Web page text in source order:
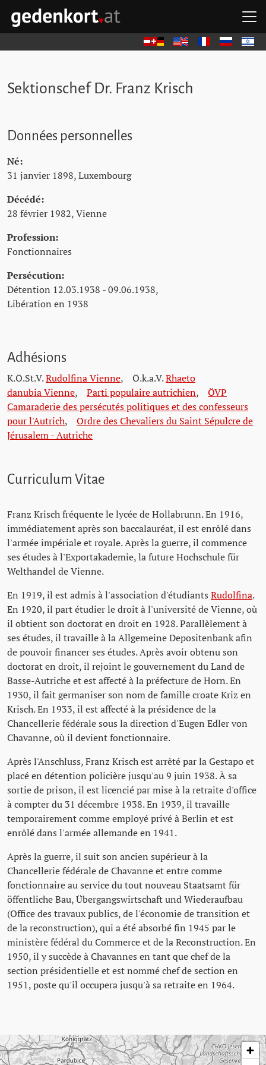
Aller au contenu principal
Aller à la navigation principale
Aller aux liens rapides
GEDENKORT - ACCUEIL
DeutschEnglish FrançaisРусский
עברית
Sektionschef Dr. Franz Krisch
Données personnelles
Né:
31 janvier 1898, Luxembourg
Décédé:
28 février 1982, Vienne
Profession:
Fonctionnaires
Persécution:
Détention 12.03.1938 - 09.06.1938,
Libération en 1938
Adhésions
K.Ö.St.V.Rudolfina Vienne, Ö.k.a.V.Rhaeto
danubia Vienne, Parti populaire autrichien, ÖVP
Camaraderie des persécutés politiques et des confesseurs
pour l'Autrich, Ordre des Chevaliers du Saint Sépulcre de
Jérusalem - Autriche
Curriculum Vitae
Franz Krisch fréquente le lycée de Hollabrunn. En 1916,
immédiatement après son baccalauréat, il est enrôlé dans
l'armée impériale et royale. Après la guerre, il commence
ses études à l'Exportakademie, la future Hochschule für
Welthandel de Vienne.
En 1919, il est admis à l'association d'étudiants Rudolfina.
En 1920, il part étudier le droit à l'université de Vienne, où
il obtient son doctorat en droit en 1928. Parallèlement à
ses études, il travaille à la Allgemeine Depositenbank afin
de pouvoir financer ses études. Après avoir obtenu son
doctorat en droit, il rejoint le gouvernement du Land de
Basse-Autriche et est affecté à la préfecture de Horn. En
1930, il fait germaniser son nom de famille croate Kriz en
Krisch. En 1933, il est affecté à la présidence de la
Chancellerie fédérale sous la direction d'Eugen Edler von
Chavanne, où il devient fonctionnaire.
Après l'Anschluss, Franz Krisch est arrêté par la Gestapo et
placé en détention policière jusqu'au 9 juin 1938. À sa
sortie de prison, il est licencié par mise à la retraite d'office
à compter du 31 décembre 1938. En 1939, il travaille
temporairement comme employé privé à Berlin et est
enrôlé dans l'armée allemande en 1941.
Après la guerre, il suit son ancien supérieur à la
Chancellerie fédérale de Chavanne et entre comme
fonctionnaire au service du tout nouveau Staatsamt für
öffentliche Bau, Übergangswirtschaft und Wiederaufbau
(Office des travaux publics, de l'économie de transition et
de la reconstruction), qui a été absorbé fin 1945 par le
ministère fédéral du Commerce et de la Reconstruction. En
1950, il y succède à Chavannes en tant que chef de la
section présidentielle et est nommé chef de section en
1951, poste qu'il occupera jusqu'à sa retraite en 1964.
Passer la carte